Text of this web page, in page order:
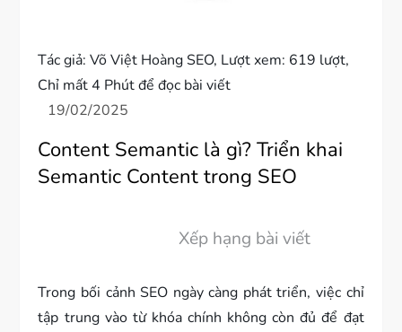
Tác giả:Võ Việt Hoàng SEO, Lượt xem: 619 lượt,
Chỉ mất 4 Phút để đọc bài viết
Content Semantic là gì? Triển khai
Semantic Content trong SEO
Xếp hạng bài viết
Trong bối cảnh SEO ngày càng phát triển, việc chỉ
tập trung vào từ khóa chính không còn đủ để đạt